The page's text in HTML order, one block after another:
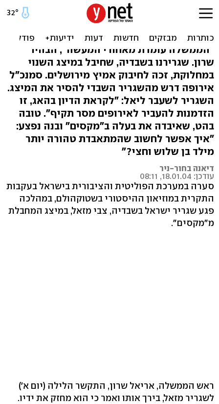
שרון התקשר לשגריר מזאל
והביע תמיכה
"הממשלה עומדת מאחורי המעשה", הבהיר
שרון. שגרירנו בשבדיה, שחיבל במיצג השנוי
במחלוקת, זכה לחיבוק אמיץ מירושלים. סמנכ"ל
אירופה דרש מהשגריר השבדי להסיר את המיצג.
השגריר לשעבר ליאל: "לקראת הדיון בהאג, זו
הזדמנות להעביר לאירופים מסר תקיף". טובה
בהט, שאיבדה את בעלה ב"מקסים" ובנה נפצע:
"איך אפשר לחשוב שהמתאבדת טהורה יותר
מילד בן שלוש וחצי?"
דיאנה בחור-ניר
עודכן: 18.01.04, 08:11
סערה במערכת הפוליטית והציבורית בישראל בעקבות
התקרית במוזיאון ההיסטורי בשטוקהולם, במהלכה
פגע שגריר ישראל בשבדיה, צבי מזאל, במיצג המחבלת
מ"מקסים".
ראש הממשלה, אריאל שרון, התקשר הלילה (יום א')
לשגריר מזאל, בירך אותו ואמר כי הוא מחזק את ידיו.